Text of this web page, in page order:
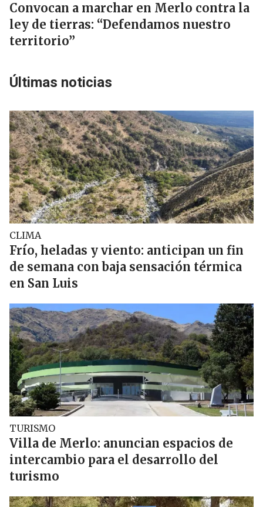
Convocan a marchar en Merlo contra la
ley de tierras: “Defendamos nuestro
territorio”
Últimas noticias
CLIMA
Frío, heladas y viento: anticipan un fin
de semana con baja sensación térmica
en San Luis
TURISMO
Villa de Merlo: anuncian espacios de
intercambio para el desarrollo del
turismo